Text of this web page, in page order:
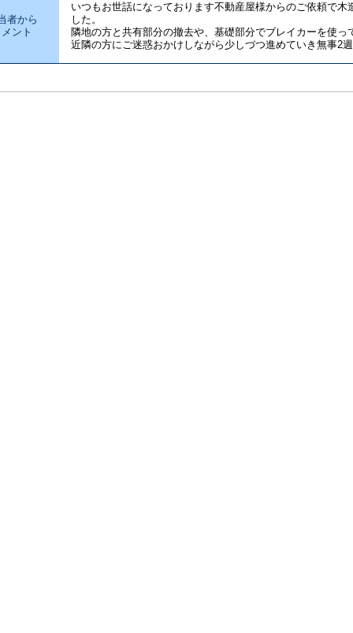
者から
ント
いつもお世話になっております不動産屋様からのご依頼で木
した。
隣地の方と共有部分の撤去や、基礎部分でブレイカーを使っ
近隣の方にご迷惑おかけしながら少しづつ進めていき無事2週